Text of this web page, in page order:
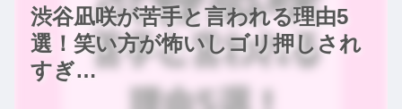
渋谷凪咲が苦手と言われる理由5
選！笑い方が怖いしゴリ押しされ
すぎ…